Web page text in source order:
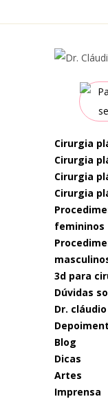
cirurgia
cirurgia
cirurgia
cirurgia
procedimentos minimamente invasivos
femininos
procedimentos minimamente invasivos
3d para
dúvidas
dr.
blog
dicas
artes
imprensa